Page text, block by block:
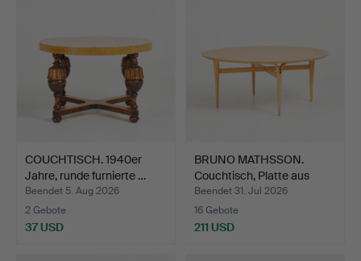
COUCHTISCH. 1940er
Jahre, runde furnierte …
Beendet 5. Aug 2026
2 Gebote
37 USD
BRUNO MATHSSON.
Couchtisch, Platte aus
Mas…
Beendet 31. Jul 2026
16 Gebote
211 USD